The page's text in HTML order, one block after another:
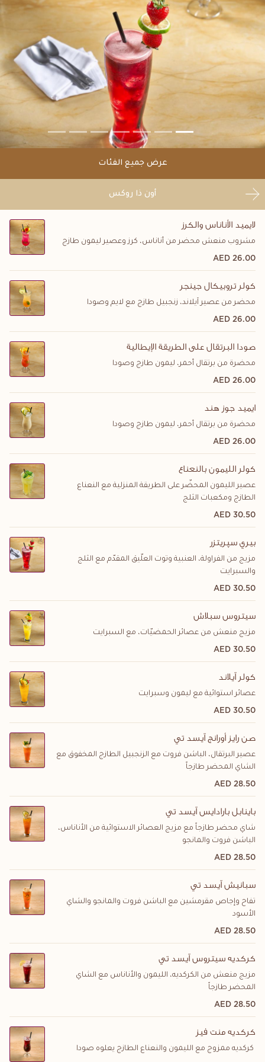
عرض جميع الفئات
أون ذا روكس
لايميد الأناناس والكرز
مشروب منعش محضر من أناناس، كرز وعصير ليمون طازج
26.00 AED
كولر تروبيكال جينجر
محضر من عصير آيلاند، زنجبيل طازج مع لايم وصودا
26.00 AED
صودا البرتقال على الطريقة الإيطالية
محضرة من برتقال أحمر، ليمون طازج وصودا
26.00 AED
ايميد جوز هند
محضرة من برتقال أحمر، ليمون طازج وصودا
26.00 AED
كولر الليمون بالنعناع
عصير الليمون المحضّر على الطريقة المنزلية مع النعناع
الطازج ومكعبات الثلج
30.50 AED
بيري سپريتزر
مزيج من الفراولة، العنبية وتوت العلّيق المقدّم مع الثلج
والسبرايت
30.50 AED
سيتروس سبلاش
مزيج منعش من عصائر الحمضيّات، مع السبرايت
30.50 AED
كولر آيلاند
عصائر استوائية مع ليمون وسبرايت
30.50 AED
صن رايز أورانج آيسد تي
عصير البرتقال، الباشن فروت مع الزنجبيل الطازج المخفوق مع
الشاي المحضر طازجاً
28.50 AED
باينابل بارادايس آيسد تي
شاي محضر طازجاً مع مزيج العصائر الاستوائية من الأناناس،
الباشن فروت والمانجو
28.50 AED
سبانيش آيسد تي
تفاح وإجاص مقرمشين مع الباشن فروت والمانجو والشاي
الأسود
28.50 AED
كركديه سيتروس آيسد تي
مزيج منعش من الكركديه، الليمون والأناناس مع الشاي
المحضر طازجاً
28.50 AED
كركديه منت فيز
كركديه ممزوج مع الليمون والنعناع الطازج يعلوه صودا